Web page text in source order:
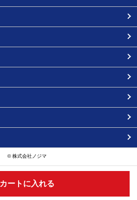
カートに入れる
© 株式会社ノジマ